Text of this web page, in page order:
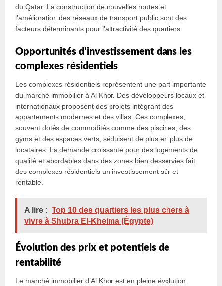
du Qatar. La construction de nouvelles routes et
l’amélioration des réseaux de transport public sont des
facteurs déterminants pour l’attractivité des quartiers.
Opportunités d’investissement dans les
complexes résidentiels
Les complexes résidentiels représentent une part importante
du marché immobilier à Al Khor. Des développeurs locaux et
internationaux proposent des projets intégrant des
appartements modernes et des villas. Ces complexes,
souvent dotés de commodités comme des piscines, des
gyms et des espaces verts, séduisent de plus en plus de
locataires. La demande croissante pour des logements de
qualité et abordables dans des zones bien desservies fait
des complexes résidentiels un investissement sûr et
rentable.
A lire : Top 10 des quartiers les plus chers à
vivre à Shubra El-Kheima (Égypte)
Évolution des prix et potentiels de
rentabilité
Le marché immobilier d’Al Khor est en pleine évolution.